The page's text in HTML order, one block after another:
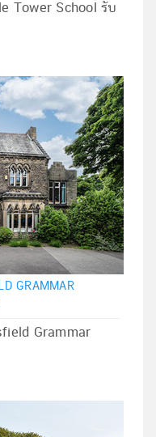
Tower School รับ
GRAMMAR
Grammar